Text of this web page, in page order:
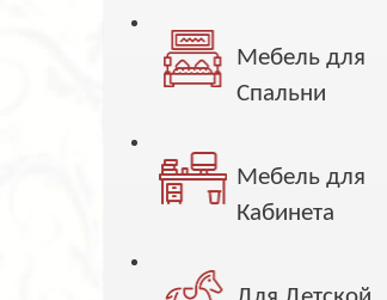
Мебель для
Спальни
Мебель для
Кабинета